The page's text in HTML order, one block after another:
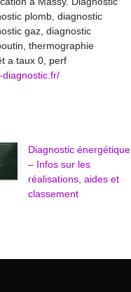
plomb, diagnostic
gaz, diagnostic
thermographie
a taux 0, perf
diagnostic.fr/
Diagnostic énergétique
– Infos sur les
réalisations, aides et
classement